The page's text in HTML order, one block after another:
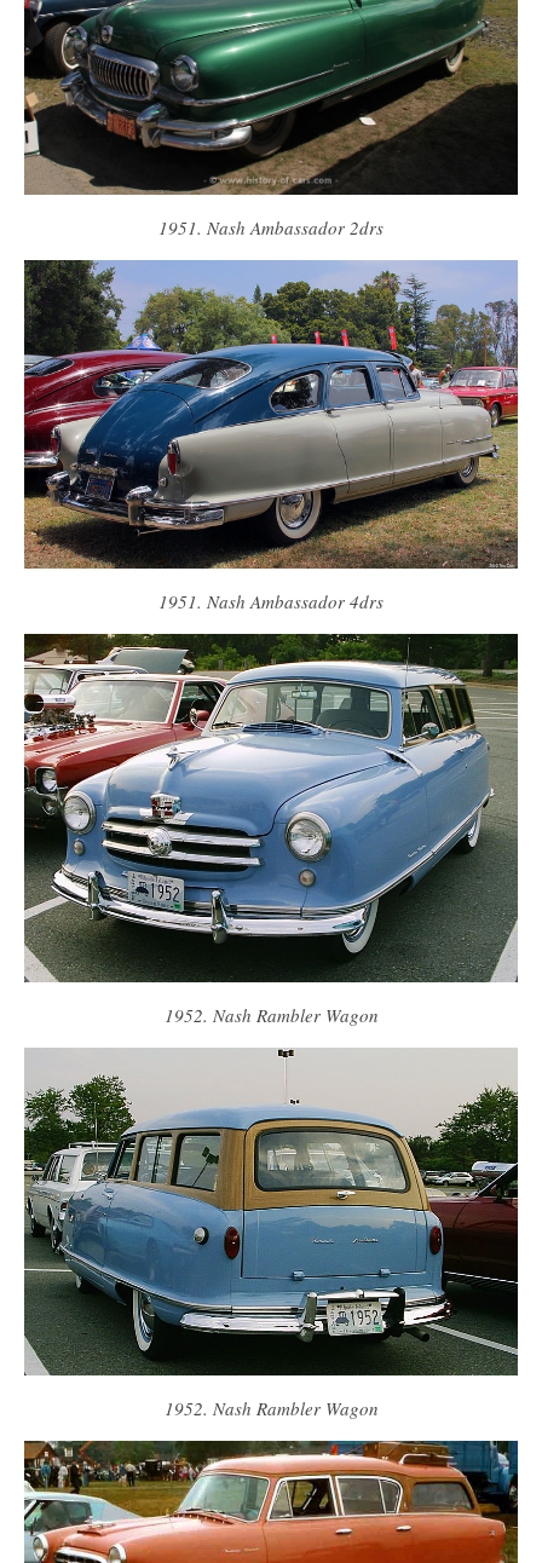
1951. Nash Ambassador 2drs
1951. Nash Ambassador 4drs
1952. Nash Rambler Wagon
1952. Nash Rambler Wagon